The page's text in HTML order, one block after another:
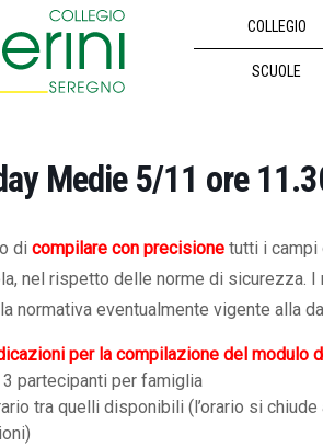
COLLEGIO
SCUOLE
Medie 5/11 ore
di compilare con precisione tutti i campi
nel rispetto delle norme di sicurezza.
normativa eventualmente vigente alla
per la compilazione del modulo
partecipanti per famiglia
tra quelli disponibili (l’orario si